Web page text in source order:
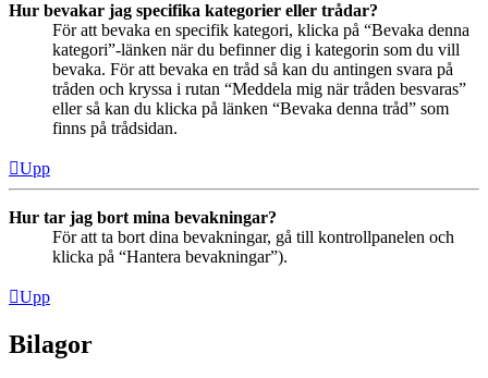
Hur bevakar jag specifika kategorier eller trådar?
För att bevaka en specifik kategori, klicka på “Bevaka denna
kategori”-länken när du befinner dig i kategorin som du vill
bevaka. För att bevaka en tråd så kan du antingen svara på
tråden och kryssa i rutan “Meddela mig när tråden besvaras”
eller så kan du klicka på länken “Bevaka denna tråd” som
finns på trådsidan.
Upp
Hur tar jag bort mina bevakningar?
För att ta bort dina bevakningar, gå till kontrollpanelen och
klicka på “Hantera bevakningar”).
Upp
Bilagor